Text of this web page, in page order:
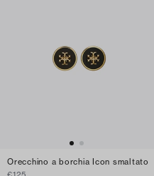
Orecchino a borchia Icon smaltato